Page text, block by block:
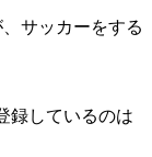
サッカーをする
録しているのは